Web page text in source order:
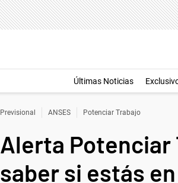
Últimas Noticias
Previsional ANSES Potenciar Trabajo
Alerta Potenciar
saber si estás